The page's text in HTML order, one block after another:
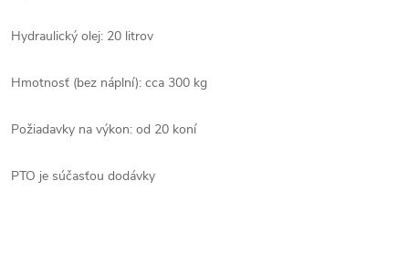
Hydraulický olej: 20 litrov
Hmotnosť (bez náplní): cca 300 kg
Požiadavky na výkon: od 20 koní
PTO je súčasťou dodávky